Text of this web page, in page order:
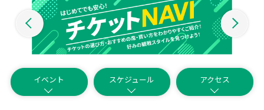
イベント スケジュール アクセス